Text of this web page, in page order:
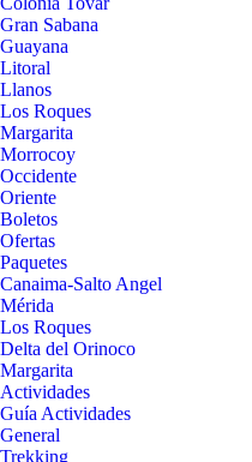
Gran Sabana
Guayana
Litoral
Llanos
Los Roques
Margarita
Morrocoy
Occidente
Oriente
Boletos
Ofertas
Paquetes
Canaima-Salto Angel
Mérida
Los Roques
Delta del Orinoco
Margarita
Actividades
Guía Actividades
General
Trekking